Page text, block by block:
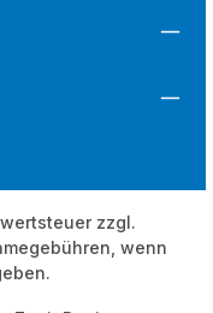
zzgl.
wenn